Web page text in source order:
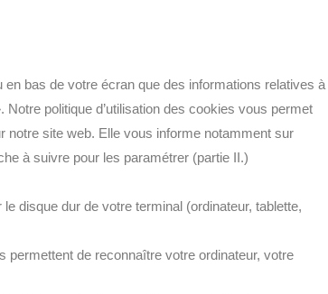
bas de votre écran que des informations relatives à
politique d’utilisation des cookies vous permet
site web. Elle vous informe notamment sur
à suivre pour les paramétrer (partie II.)
disque dur de votre terminal (ordinateur, tablette,
permettent de reconnaître votre ordinateur, votre